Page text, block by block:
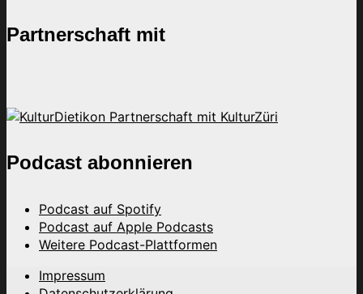
Partnerschaft mit
Podcast abonnieren
Podcast auf Spotify
Podcast auf Apple Podcasts
Weitere Podcast-Plattformen
Impressum